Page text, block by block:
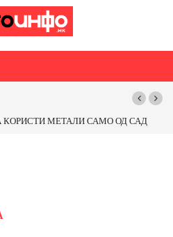
КОРИСТИ МЕТАЛИ САМО ОД САД